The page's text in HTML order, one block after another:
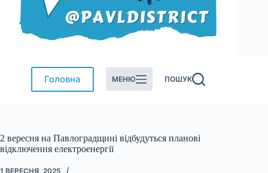
Головна МЕНЮ ПОШУК
2 вересня на Павлоградщині відбудуться планові
відключення електроенергії
1 ВЕРЕСНЯ, 2025